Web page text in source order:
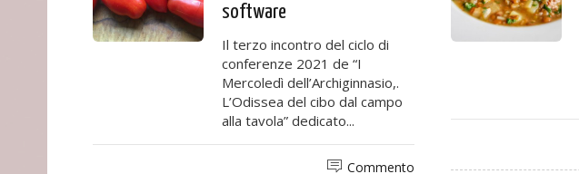
software
Il terzo incontro del ciclo di
conferenze 2021 de “I
Mercoledì dell’Archiginnasio,.
L’Odissea del cibo dal campo
alla tavola” dedicato...
Commento